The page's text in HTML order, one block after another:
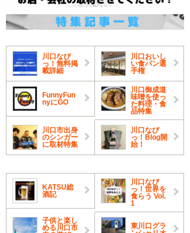
川口なび
っ！無料掲
載詳細
川口おいし
い食パン選
手権
FunnyFun
nyにGO
川口御成道
味噌を使っ
た料理・食
品特集
川口市出身
のシンガー
に取材特集
川口なび
っ！Blog開
始！
KATSU総
酒記
川口なび
っ！世界を
食らう Vol.
1
子供と楽し
める川口市
東川口グラ